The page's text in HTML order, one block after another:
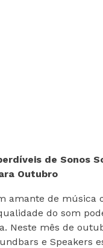
de Sonos
Outubro
amante de música
do som
Neste mês de
e Speakers